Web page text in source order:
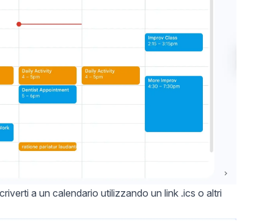
a un calendario utilizzando un link .ics o altri